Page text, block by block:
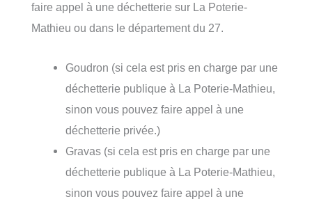
faire appel à une déchetterie sur La Poterie-
Mathieu ou dans le département du 27.
Goudron (si cela est pris en charge par une
déchetterie publique à La Poterie-Mathieu,
sinon vous pouvez faire appel à une
déchetterie privée.)
Gravas (si cela est pris en charge par une
déchetterie publique à La Poterie-Mathieu,
sinon vous pouvez faire appel à une